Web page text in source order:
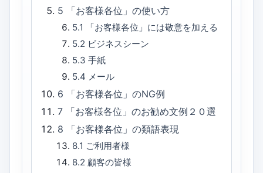
5
「お客様各位」の使い方
5.1
「お客様各位」には敬意を加える
5.2 ビジネスシーン
5.3 手紙
5.4 メール
6
「お客様各位」のNG例
7
「お客様各位」のお勧め文例２０選
8
「お客様各位」の類語表現
8.1 ご利用者様
8.2 顧客の皆様